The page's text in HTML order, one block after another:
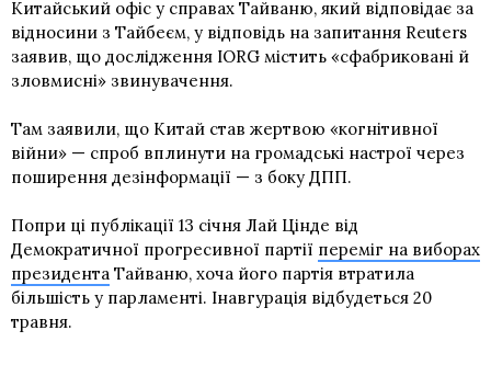
Китайський офіс у справах Тайваню, який відповідає за
відносини з Тайбеєм, у відповідь на запитання Reuters
заявив, що дослідження IORG містить «сфабриковані й
зловмисні» звинувачення.
Там заявили, що Китай став жертвою «когнітивної
війни» — спроб вплинути на громадські настрої через
поширення дезінформації — з боку ДПП.
Попри ці публікації 13 січня Лай Цінде від
Демократичної прогресивної партії переміг на виборах
президента Тайваню, хоча його партія втратила
більшість у парламенті. Інавгурація відбудеться 20
травня.